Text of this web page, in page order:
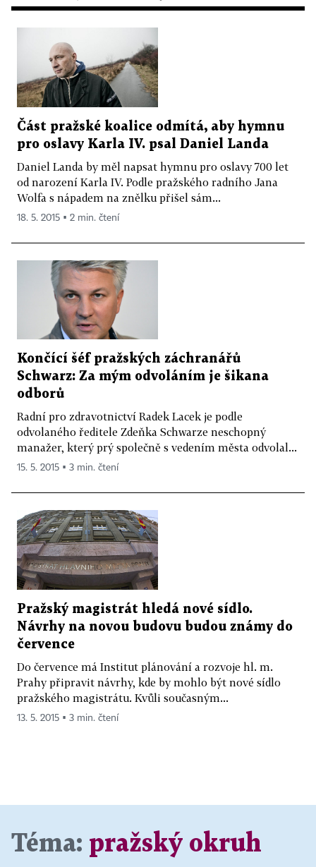
Část pražské koalice odmítá, aby hymnu
pro oslavy Karla IV. psal Daniel Landa
Daniel Landa by měl napsat hymnu pro oslavy 700 let
od narození Karla IV. Podle pražského radního Jana
Wolfa s nápadem na znělku přišel sám...
18. 5. 2015 ▪ 2 min. čtení
Končící šéf pražských záchranářů
Schwarz: Za mým odvoláním je šikana
odborů
Radní pro zdravotnictví Radek Lacek je podle
odvolaného ředitele Zdeňka Schwarze neschopný
manažer, který prý společně s vedením města odvolal...
15. 5. 2015 ▪ 3 min. čtení
Pražský magistrát hledá nové sídlo.
Návrhy na novou budovu budou známy do
července
Do července má Institut plánování a rozvoje hl. m.
Prahy připravit návrhy, kde by mohlo být nové sídlo
pražského magistrátu. Kvůli současným...
13. 5. 2015 ▪ 3 min. čtení
Téma: pražský okruh